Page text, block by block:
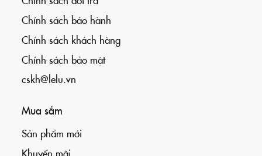
Chính sách bảo hành
Chính sách khách hàng
Chính sách bảo mật
cskh@lelu.vn
Mua sắm
Sản phẩm mới